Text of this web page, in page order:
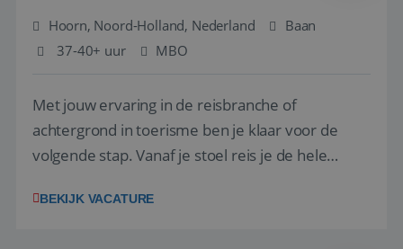
Hoorn, Noord-Holland, Nederland
Baan
37-40+ uur
MBO
Met jouw ervaring in de reisbranche of
achtergrond in toerisme ben je klaar voor de
volgende stap. Vanaf je stoel reis je de hele
wensen van je team, je klant en wat er in de
BEKIJK VACATURE